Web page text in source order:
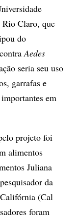
Rio Claro, que
do
Aedes
seria seu uso
garrafas e
em
projeto foi
alimentos
Juliana
da
(Cal
foram